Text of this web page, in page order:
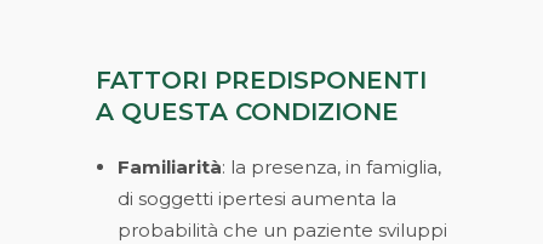
FATTORI PREDISPONENTI
A QUESTA CONDIZIONE
Familiarità: la presenza, in famiglia,
di soggetti ipertesi aumenta la
probabilità che un paziente sviluppi